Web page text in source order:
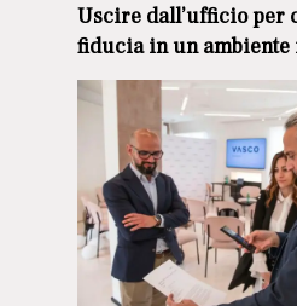
Uscire dall’ufficio per
fiducia in un